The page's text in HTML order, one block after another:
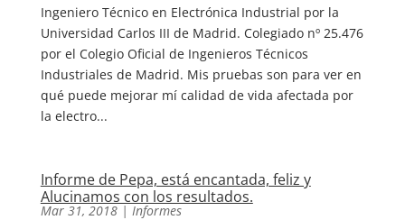
Ingeniero Técnico en Electrónica Industrial por la
Universidad Carlos III de Madrid. Colegiado nº 25.476
por el Colegio Oficial de Ingenieros Técnicos
Industriales de Madrid. Mis pruebas son para ver en
qué puede mejorar mí calidad de vida afectada por
la electro...
Informe de Pepa, está encantada, feliz y
Alucinamos con los resultados.
Mar 31, 2018| Informes